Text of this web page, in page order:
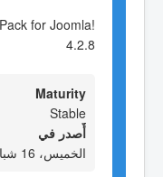
for Joomla!
4.2.8
Maturity
Stable
أٌصدر في
الخميس، 16 شباط/فبراير 2023 15:55